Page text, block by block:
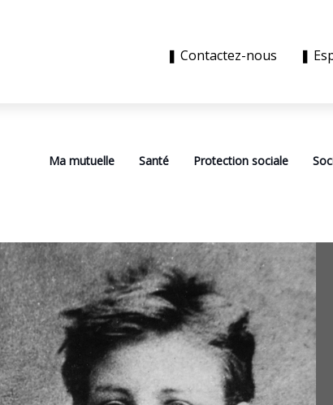
❚ Contactez-nous ❚
Ma mutuelle Santé Protection sociale